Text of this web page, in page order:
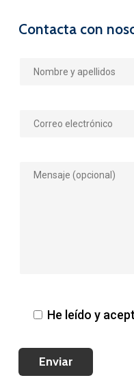
Contacta con
He leído y